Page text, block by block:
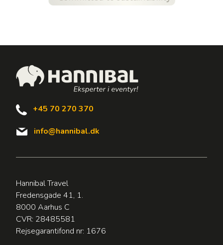
+45 70 270 370
info@hannibal.dk
Hannibal Travel
Fredensgade 41, 1.
8000 Aarhus C
CVR: 28485581
Rejsegarantifond nr: 1676